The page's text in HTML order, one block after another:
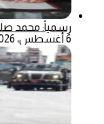
رسمياً: محمد
6 أغسطس، 2026